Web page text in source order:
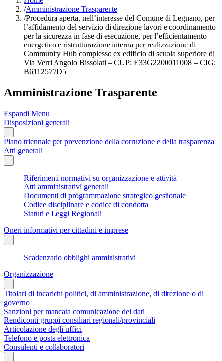
/Amministrazione Trasparente
/Procedura aperta, nell’interesse del Comune di Legnano, per
l’affidamento del servizio di direzione lavori e coordinamento
per la sicurezza in fase di esecuzione, per l’efficientamento
energetico e ristrutturazione interna per realizzazione di
Community Hub complesso ex edificio di scuola superiore di
Via Verri Angolo Bissolati – CUP: E33G2200011008 – CIG:
B6112577D5
Amministrazione Trasparente
Espandi Menu
Disposizioni generali
Piano triennale per prevenzione della corruzione e della trasparenza
Atti generali
Riferimenti normativi su organizzazione e attività
Atti amministrativi generali
Documenti di programmazione strategico gestionale
Codice disciplinare e codice di condotta
Statuti e Leggi Regionali
Oneri informativi per cittadini e imprese
Scadenzario obblighi amministrativi
Organizzazione
Titolari di incarichi politici, di amministrazione, di direzione o di
governo
Sanzioni per mancata comunicazione dei dati
Rendiconti gruppi consiliari regionali/provinciali
Articolazione degli uffici
Telefono e posta elettronica
Consulenti e collaboratori